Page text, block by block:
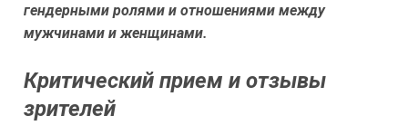
гендерными ролями и отношениями между
мужчинами и женщинами.
Критический прием и отзывы
зрителей